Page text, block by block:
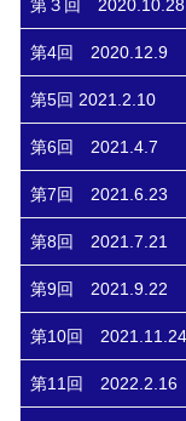
第３回 2020.10.28
第4回 2020.12.9
第5回 2021.2.10
第6回 2021.4.7
第7回 2021.6.23
第8回 2021.7.21
第9回 2021.9.22
第10回 2021.11.24
第11回 2022.2.16